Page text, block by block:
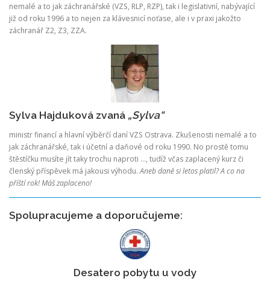
nemalé a to jak záchranářské (VZS, RLP, RZP), tak i legislativní, nabývající
již od roku 1996 a to nejen za klávesnicí noťase, ale i v praxi jakožto
záchranář Z2, Z3, ZZA.
Sylva Hajduková zvaná „Sylva“
ministr financí a hlavní výběrčí daní VZS Ostrava. Zkušenosti nemalé a to
jak záchranářské, tak i účetní a daňové od roku 1990. No prostě tomu
štěstíčku musíte jít taky trochu naproti …, tudíž včas zaplacený kurz či
členský příspěvek má jakousi výhodu.Aneb daně si letos platil? A co na
příští rok! Máš zaplaceno!
Spolupracujeme a doporučujeme:
Desatero pobytu u vody